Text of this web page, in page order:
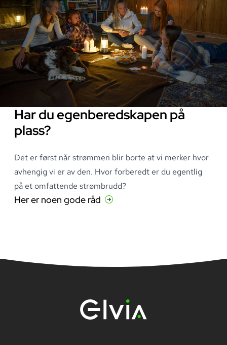
Har du egenberedskapen på
plass?
Det er først når strømmen blir borte at vi merker hvor
avhengig vi er av den. Hvor forberedt er du egentlig
på et omfattende strømbrudd?
Her er noen gode råd